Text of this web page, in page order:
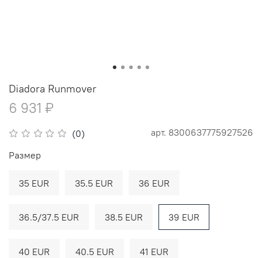
(0) арт. 8300637775927526
Diadora Runmover
6 931 ₽
Размер
35 EUR 35.5 EUR 36 EUR
36.5/37.5 EUR 38.5 EUR 39 EUR
40 EUR 40.5 EUR 41 EUR